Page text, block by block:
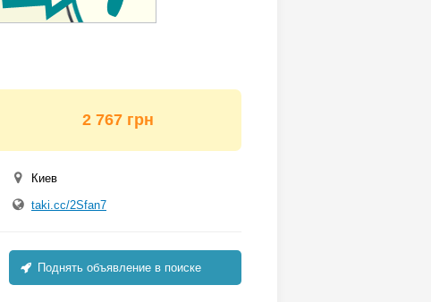
2 767 грн
Киев
taki.cc/2Sfan7
Поднять объявление в поиске